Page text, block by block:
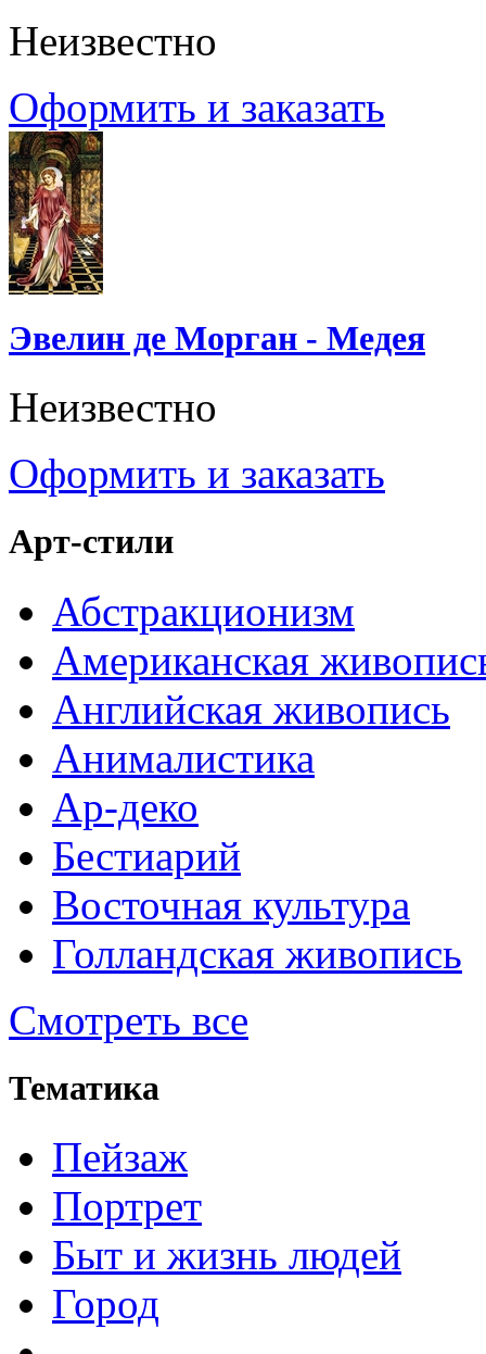
Неизвестно
Оформить и заказать
Эвелин де Морган - Медея
Неизвестно
Оформить и заказать
Арт-стили
Абстракционизм
Американская
Английская живопись
Анималистика
Ар-деко
Бестиарий
Восточная культура
Голландская живопись
Смотреть все
Тематика
Пейзаж
Портрет
Быт и жизнь людей
Город